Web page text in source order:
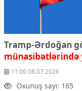
Tramp-Ərdoğan
münasibətlərində
11:00 08.07.2026
Oxunuş sayı: 165